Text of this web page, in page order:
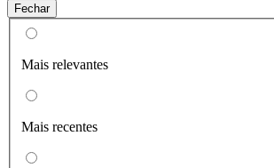
Fechar
Mais relevantes
Mais recentes